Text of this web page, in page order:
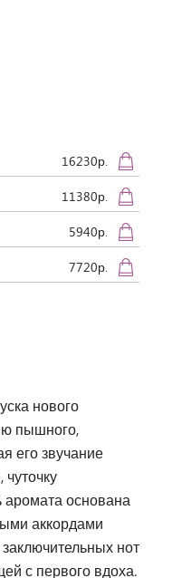
16230р.
11380р.
5940р.
7720р.
нового
пышного,
его звучание
аромата основана
аккордами
нот
с первого вдоха.